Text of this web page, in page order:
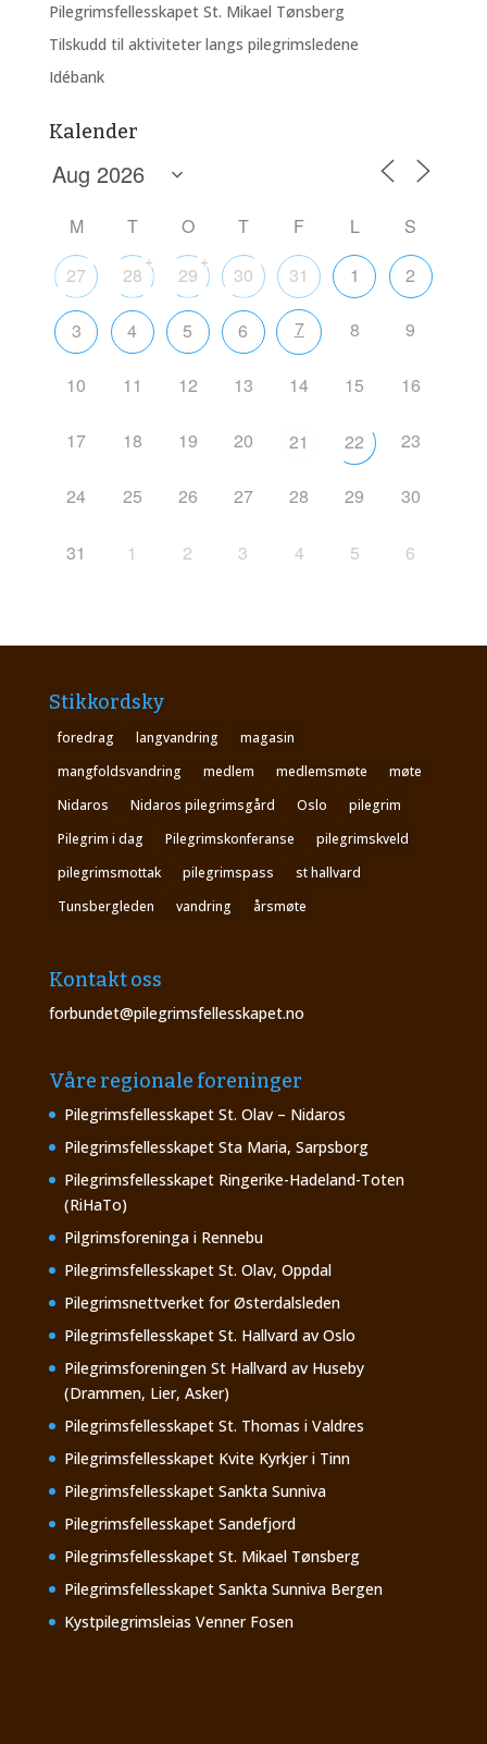
Pilegrimsfellesskapet St. Mikael Tønsberg
Tilskudd til aktiviteter langs pilegrimsledene
Idébank
Kalender
M T O T F L
S
27
28
+
29
+
30 31 1 2
3 4 5 6 7 8 9
10 11 12 13 14 15 16
17 18 19 20 21 22 23
24 25 26 27 28 29 30
31 1 2 3 4 5 6
Stikkordsky
foredrag langvandring
magasin
mangfoldsvandring
medlem medlemsmøte
møte
Nidaros
Nidaros pilegrimsgård Oslo
pilegrim
Pilegrim i dag
Pilegrimskonferanse
pilegrimskveld
pilegrimsmottak
pilegrimspass
st hallvard
Tunsbergleden
vandring årsmøte
Kontakt oss
forbundet@pilegrimsfellesskapet.no
Våre regionale foreninger
Pilegrimsfellesskapet St. Olav – Nidaros
Pilegrimsfellesskapet Sta Maria, Sarpsborg
Pilegrimsfellesskapet Ringerike-Hadeland-Toten
(RiHaTo)
Pilgrimsforeninga i Rennebu
Pilegrimsfellesskapet St. Olav, Oppdal
Pilegrimsnettverket for Østerdalsleden
Pilegrimsfellesskapet St. Hallvard av Oslo
Pilegrimsforeningen St Hallvard av Huseby
(Drammen, Lier, Asker)
Pilegrimsfellesskapet St. Thomas i Valdres
Pilegrimsfellesskapet Kvite Kyrkjer i Tinn
Pilegrimsfellesskapet Sankta Sunniva
Pilegrimsfellesskapet Sandefjord
Pilegrimsfellesskapet St. Mikael Tønsberg
Pilegrimsfellesskapet Sankta Sunniva Bergen
Kystpilegrimsleias Venner Fosen